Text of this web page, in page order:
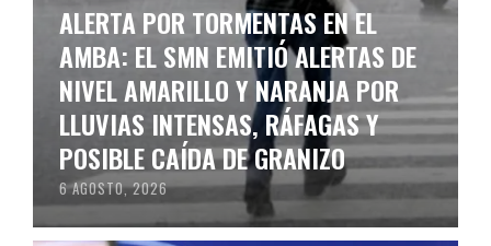
ALERTA POR TORMENTAS EN EL
AMBA: EL SMN EMITIÓ ALERTAS DE
NIVEL AMARILLO Y NARANJA POR
LLUVIAS INTENSAS, RÁFAGAS Y
POSIBLE CAÍDA DE GRANIZO
6 AGOSTO, 2026